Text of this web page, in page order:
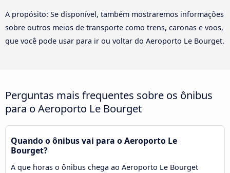
A propósito: Se disponível, também mostraremos informações
sobre outros meios de transporte como trens, caronas e voos,
que você pode usar para ir ou voltar do Aeroporto Le Bourget.
Perguntas mais frequentes sobre os ônibus
para o Aeroporto Le Bourget
Quando o ônibus vai para o Aeroporto Le
Bourget?
A que horas o ônibus chega ao Aeroporto Le Bourget